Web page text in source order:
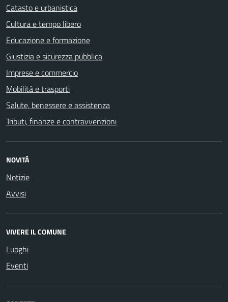
Catasto e urbanistica
Cultura e tempo libero
Educazione e formazione
Giustizia e sicurezza pubblica
Imprese e commercio
Mobilità e trasporti
Salute, benessere e assistenza
Tributi, finanze e contravvenzioni
NOVITÀ
Notizie
Avvisi
VIVERE IL COMUNE
Luoghi
Eventi